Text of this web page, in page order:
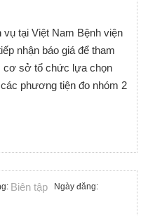
tại Việt Nam Bệnh viện
nhận báo giá để tham
cơ sở tổ chức lựa chọn
phương tiện đo nhóm 2
Biên tập Ngày đăng: